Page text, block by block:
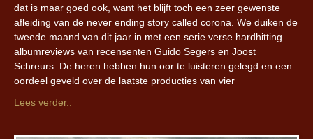
dat is maar goed ook, want het blijft toch een zeer gewenste
afleiding van de never ending story called corona. We duiken de
tweede maand van dit jaar in met een serie verse hardhitting
albumreviews van recensenten Guido Segers en Joost
Schreurs. De heren hebben hun oor te luisteren gelegd en een
oordeel geveld over de laatste producties van vier
Lees verder..